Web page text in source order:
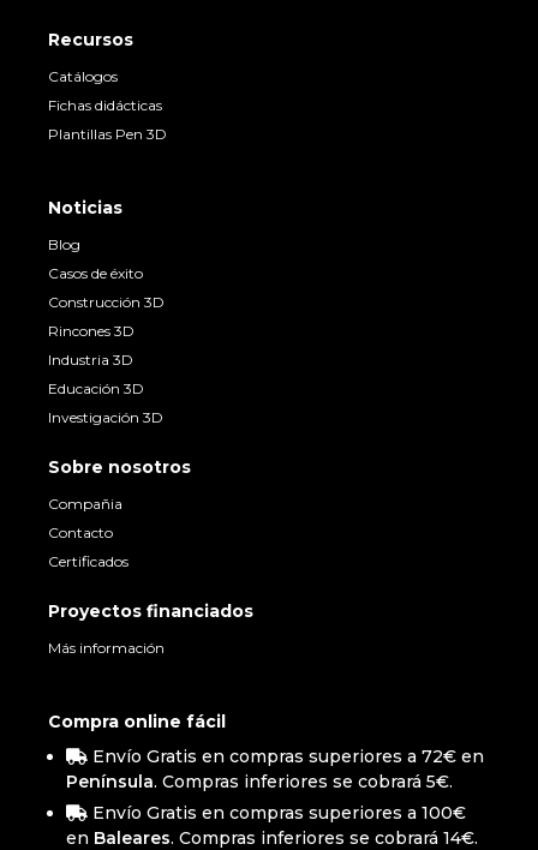
Recursos
Catálogos
Fichas didácticas
Plantillas Pen 3D
Noticias
Blog
Casos de éxito
Construcción 3D
Rincones 3D
Industria 3D
Educación 3D
Investigación 3D
Sobre nosotros
Compañia
Contacto
Certificados
Proyectos financiados
Más información
Compra online fácil
Envío Gratis en compras superiores a 72€ en
Península. Compras inferiores se cobrará 5€.
Envío Gratis en compras superiores a 100€
en Baleares. Compras inferiores se cobrará 14€.